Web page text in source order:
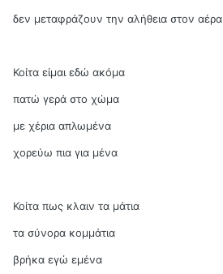
δεν μεταφράζουν την αλήθεια στον αέρα
Κοίτα είμαι εδώ ακόμα
πατώ γερά στο χώμα
με χέρια απλωμένα
χορεύω πια για μένα
Κοίτα πως κλαιν τα μάτια
τα σύνορα κομμάτια
βρήκα εγώ εμένα